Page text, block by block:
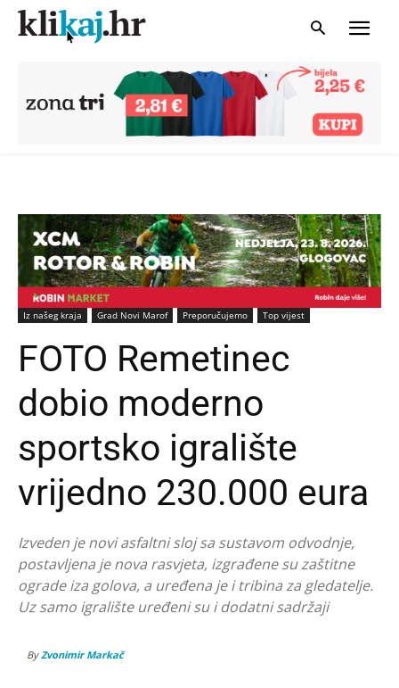
Iz našeg kraja Grad Novi Marof Preporučujemo Top vijest
FOTO Remetinec
dobio moderno
sportsko igralište
vrijedno 230.000 eura
Izveden je novi asfaltni sloj sa sustavom odvodnje,
postavljena je nova rasvjeta, izgrađene su zaštitne
ograde iza golova, a uređena je i tribina za gledatelje.
Uz samo igralište uređeni su i dodatni sadržaji
By Zvonimir Markač